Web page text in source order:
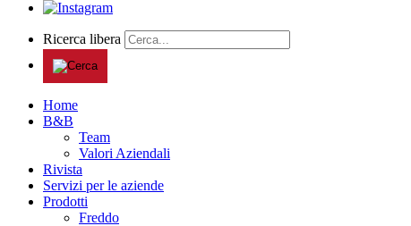
Ricerca libera
Home
B&B
Team
Valori Aziendali
Rivista
Servizi per le aziende
Prodotti
Freddo